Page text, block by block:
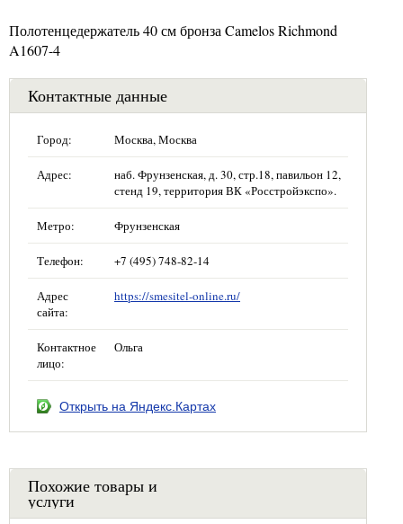
Полотенцедержатель 40 см бронза Camelos Richmond
A1607-4
Контактные данные
Город: Москва, Москва
Адрес:
наб. Фрунзенская, д. 30, стр.18, павильон 12,
стенд 19, территория ВК «Росстройэкспо».
Метро: Фрунзенская
Телефон: +7 (495) 748-82-14
Адрес
сайта:
https://smesitel-online.ru/
Контактное
лицо:
Ольга
Открыть на Яндекс.Картах
Похожие товары и
услуги